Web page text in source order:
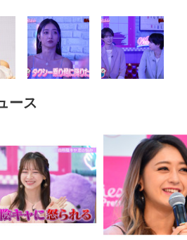
レスト コンパク
ッキング pc 事務
転 座面昇降 強化
ベース 通気性メ
ーク H-
黒枠+黒足)
／デスクチェア メッシュチェ
ア 人間工学 疲れない ブラッ
ク
￥27,999
Type-C・ホワイ
EV2740X-WT | 27.0型4K
UHD・USB Type-C・ホワイ
￥109,572
ホワイト 300枚
ーツ 厚型 ワイド 42枚x2袋(84
枚) ホワイト(吸収面:ライトブ
ルー)
￥3,234
ース